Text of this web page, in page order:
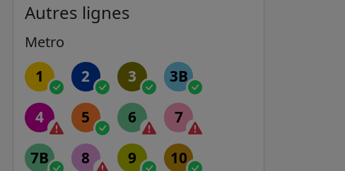
Autres lignes
Metro
1 2 3 3B
4 5 6 7
7B 8 9 10